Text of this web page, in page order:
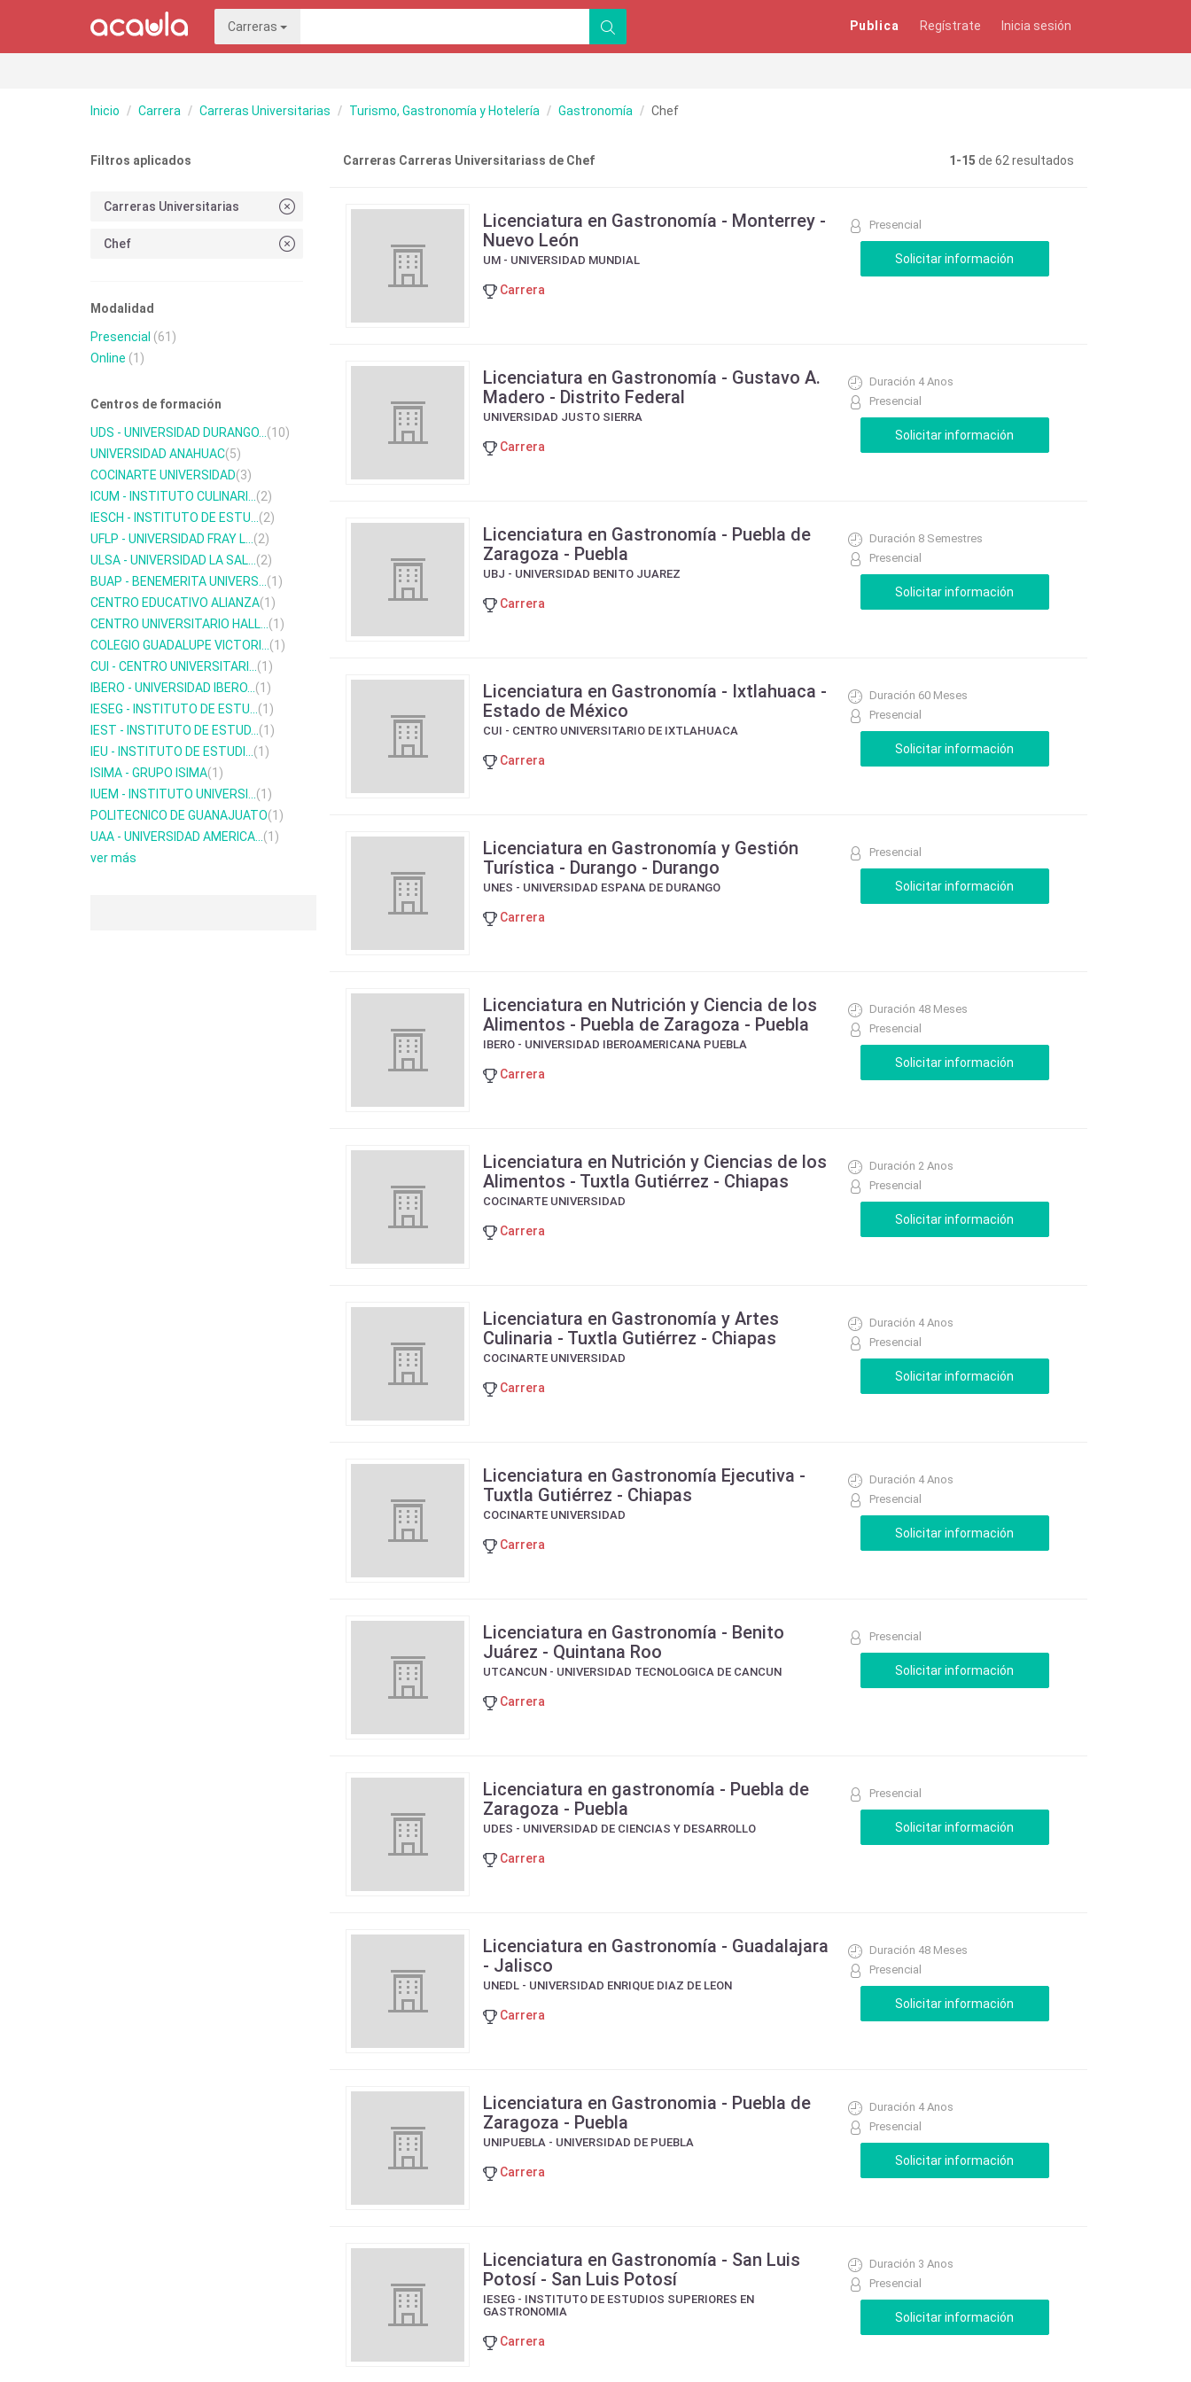
Carreras Publica Regístrate Inicia sesión
Inicio Carrera Carreras Universitarias Turismo, Gastronomía y Hotelería Gastronomía Chef
Filtros aplicados
Carreras Universitarias
Chef
Modalidad
Presencial (61)
Online (1)
Centros de formación
UDS - UNIVERSIDAD DURANGO... (10)
UNIVERSIDAD ANAHUAC(5)
COCINARTE UNIVERSIDAD(3)
ICUM - INSTITUTO CULINARI... (2)
IESCH - INSTITUTO DE ESTU... (2)
UFLP - UNIVERSIDAD FRAY L... (2)
ULSA - UNIVERSIDAD LA SAL... (2)
BUAP - BENEMERITA UNIVERS... (1)
CENTRO EDUCATIVO ALIANZA(1)
CENTRO UNIVERSITARIO HALL... (1)
COLEGIO GUADALUPE VICTORI... (1)
CUI - CENTRO UNIVERSITARI... (1)
IBERO - UNIVERSIDAD IBERO... (1)
IESEG - INSTITUTO DE ESTU... (1)
IEST - INSTITUTO DE ESTUD... (1)
IEU - INSTITUTO DE ESTUDI... (1)
ISIMA - GRUPO ISIMA(1)
IUEM - INSTITUTO UNIVERSI... (1)
POLITECNICO DE GUANAJUATO(1)
UAA - UNIVERSIDAD AMERICA... (1)
ver más
Carreras Carreras Universitariass de Chef 1-15 de 62 resultados
Licenciatura en Gastronomía - Monterrey -
Nuevo León
UM - UNIVERSIDAD MUNDIAL
Carrera
Presencial
Licenciatura en Gastronomía - Gustavo A.
Madero - Distrito Federal
UNIVERSIDAD JUSTO SIERRA
Carrera
Duración 4 Anos
Presencial
Licenciatura en Gastronomía - Puebla de
Zaragoza - Puebla
UBJ - UNIVERSIDAD BENITO JUAREZ
Carrera
Duración 8 Semestres
Presencial
Licenciatura en Gastronomía - Ixtlahuaca -
Estado de México
CUI - CENTRO UNIVERSITARIO DE IXTLAHUACA
Carrera
Duración 60 Meses
Presencial
Licenciatura en Gastronomía y Gestión
Turística - Durango - Durango
UNES - UNIVERSIDAD ESPANA DE DURANGO
Carrera
Presencial
Licenciatura en Nutrición y Ciencia de los
Alimentos - Puebla de Zaragoza - Puebla
IBERO - UNIVERSIDAD IBEROAMERICANA PUEBLA
Carrera
Duración 48 Meses
Presencial
Licenciatura en Nutrición y Ciencias de los
Alimentos - Tuxtla Gutiérrez - Chiapas
COCINARTE UNIVERSIDAD
Carrera
Duración 2 Anos
Presencial
Licenciatura en Gastronomía y Artes
Culinaria - Tuxtla Gutiérrez - Chiapas
COCINARTE UNIVERSIDAD
Carrera
Duración 4 Anos
Presencial
Licenciatura en Gastronomía Ejecutiva -
Tuxtla Gutiérrez - Chiapas
COCINARTE UNIVERSIDAD
Carrera
Duración 4 Anos
Presencial
Licenciatura en Gastronomía - Benito
Juárez - Quintana Roo
UTCANCUN - UNIVERSIDAD TECNOLOGICA DE CANCUN
Carrera
Presencial
Licenciatura en gastronomía - Puebla de
Zaragoza - Puebla
UDES - UNIVERSIDAD DE CIENCIAS Y DESARROLLO
Carrera
Presencial
Licenciatura en Gastronomía - Guadalajara
- Jalisco
UNEDL - UNIVERSIDAD ENRIQUE DIAZ DE LEON
Carrera
Duración 48 Meses
Presencial
Licenciatura en Gastronomia - Puebla de
Zaragoza - Puebla
UNIPUEBLA - UNIVERSIDAD DE PUEBLA
Carrera
Duración 4 Anos
Presencial
Licenciatura en Gastronomía - San Luis
Potosí - San Luis Potosí
IESEG - INSTITUTO DE ESTUDIOS SUPERIORES EN
GASTRONOMIA
Carrera
Duración 3 Anos
Presencial